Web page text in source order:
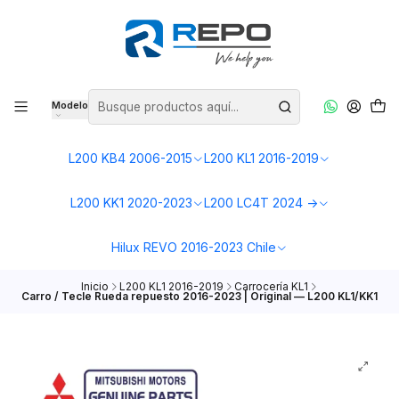
Modelo
L200 KB4 2006-2015 L200 KL1 2016-2019
L200 KK1 2020-2023 L200 LC4T 2024 ->
Hilux REVO 2016-2023 Chile
Inicio L200 KL1 2016-2019 Carrocería KL1
Carro / Tecle Rueda repuesto 2016-2023 | Original — L200 KL1/KK1